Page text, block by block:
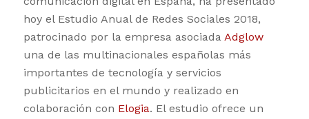
hoy el Estudio Anual de Redes Sociales 2018,
patrocinado por la empresa asociada Adglow
una de las multinacionales españolas más
importantes de tecnología y servicios
publicitarios en el mundo y realizado en
colaboración con Elogia. El estudio ofrece un